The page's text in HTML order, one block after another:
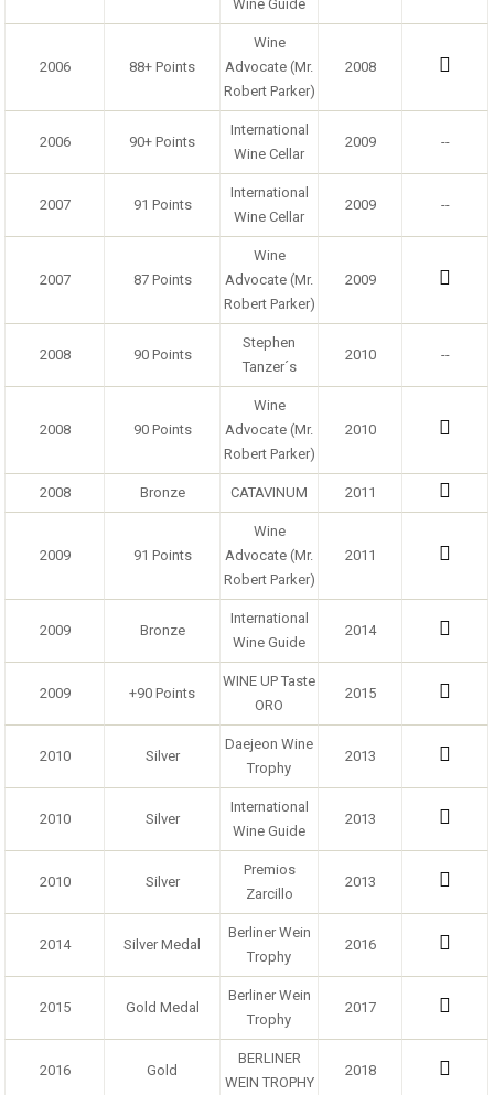
Wine Guide
2006 88+ Points
Wine
Advocate (Mr.
Robert Parker)
2008
2006 90+ Points
International
Wine Cellar
2009 --
2007 91 Points
International
Wine Cellar
2009 --
2007 87 Points
Wine
Advocate (Mr.
Robert Parker)
2009
2008 90 Points
Stephen
Tanzer´s
2010 --
2008 90 Points
Wine
Advocate (Mr.
Robert Parker)
2010
2008 Bronze CATAVINUM 2011
2009 91 Points
Wine
Advocate (Mr.
Robert Parker)
2011
2009 Bronze
International
Wine Guide
2014
2009 +90 Points
WINE UP Taste
ORO
2015
2010 Silver
Daejeon Wine
Trophy
2013
2010 Silver
International
Wine Guide
2013
2010 Silver
Premios
Zarcillo
2013
2014 Silver Medal
Berliner Wein
Trophy
2016
2015 Gold Medal
Berliner Wein
Trophy
2017
2016 Gold
BERLINER
WEIN TROPHY
2018